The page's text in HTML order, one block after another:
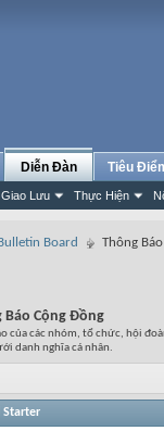
Diễn Đàn
Giao Lưu Thực Hiện
Tiêu
Board Thông
Báo Cộng Đồng
của các nhóm, tổ chức, hội
danh nghĩa cá nhân.
Starter